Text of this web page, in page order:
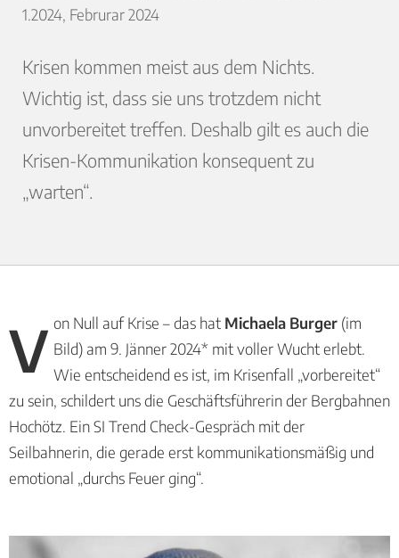
1.2024, Februrar 2024
Krisen kommen meist aus dem Nichts.
Wichtig ist, dass sie uns trotzdem nicht
unvorbereitet treffen. Deshalb gilt es auch die
Krisen-Kommunikation konsequent zu
„warten“.
Von Null auf Krise – das hat Michaela Burger (im
Bild) am 9. Jänner 2024* mit voller Wucht erlebt.
Wie entscheidend es ist, im Krisenfall „vorbereitet“
zu sein, schildert uns die Geschäftsführerin der Bergbahnen
Hochötz. Ein SI Trend Check-Gespräch mit der
Seilbahnerin, die gerade erst kommunikationsmäßig und
emotional „durchs Feuer ging“.